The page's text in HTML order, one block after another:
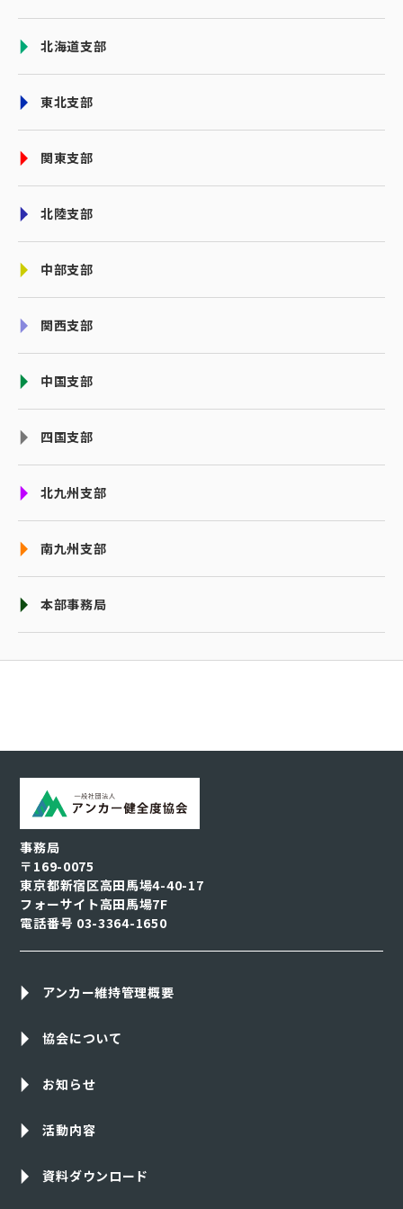
北海道支部
東北支部
関東支部
北陸支部
中部支部
関西支部
中国支部
四国支部
北九州支部
南九州支部
本部事務局
事務局
〒169-0075
東京都新宿区高田馬場4-40-17
フォーサイト高田馬場7F
電話番号 03-3364-1650
アンカー維持管理概要
協会について
お知らせ
活動内容
資料ダウンロード